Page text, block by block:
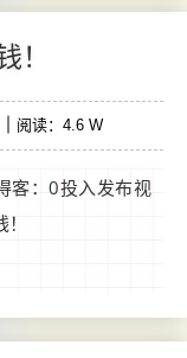
阅读：4.6 W